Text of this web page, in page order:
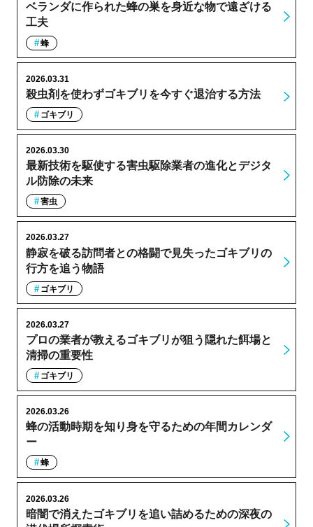
ベランダに作られた蜂の巣を身近な物で遠ざける
工夫
蜂
殺虫剤を使わずゴキブリを今すぐ退治する方法
2026.03.31
ゴキブリ
最新技術を駆使する害虫駆除業者の進化とデジタ
ル防除の未来
2026.03.30
害虫
静寂を破る訪問者との格闘で見失ったゴキブリの
行方を追う物語
2026.03.27
ゴキブリ
プロの業者が教えるゴキブリが狙う隠れた餌場と
清掃の重要性
2026.03.27
ゴキブリ
蜂の活動時期を知り身を守るための年間カレンダ
ー
2026.03.26
蜂
暗闇で消えたゴキブリを追い詰めるための深夜の
2026.03.26